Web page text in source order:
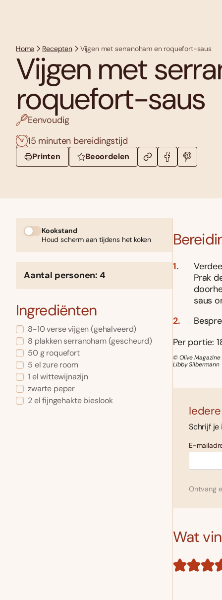
Home Recepten Vijgen met serranoham en roquefort-saus
Vijgen met
roquefort-saus
Eenvoudig
15 minuten bereidingstijd
Printen Beoordelen
Kookstand
Houd scherm aan tijdens het koken
Aantal personen: 4
Ingrediënten
8-10 verse vijgen (gehalveerd)
8 plakken serranoham (gescheurd)
50 g roquefort
5 el zure room
1 el wittewijnazijn
zwarte peper
2 el fijngehakte bieslook
Prak
saus
Per portie:
© Olive Magazine
Libby Silbermann
Schrijf je
E-
Ontvang
Wat